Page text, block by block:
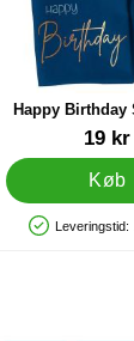
Happy Birthday
Mørkeblå
19 kr
Køb
Leveringstid:
Blå som
Markér